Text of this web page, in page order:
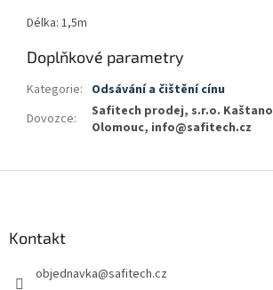
Délka: 1,5m
Doplňkové parametry
Kategorie: Odsávání a čištění cínu
Dovozce:
Safitech prodej, s.r.o.
Olomouc, info@safitech.cz
Kontakt
objednavka@safitech.cz